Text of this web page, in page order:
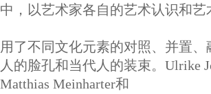
，以艺术家各自的艺术认识和
了不同文化元素的对照、并置
的脸孔和当代人的装束。Ulrike
Meinharter和